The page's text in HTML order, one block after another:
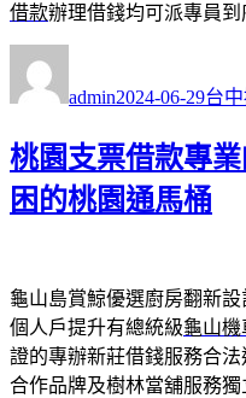
借款辦理借錢均可派專員到
者
admin佈
期:
2024-06-29類
台
桃園支票借款專
困的桃園通馬桶
龜山島賞鯨優選廚房翻新設
個人戶提升有總統級龜山
證的專辦新莊借錢服務合法
合作品牌及樹林當舖服務